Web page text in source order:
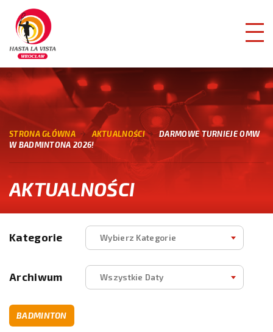
STRONA GŁÓWNA AKTUALNOŚCI
DARMOWE TURNIEJE OMW
W BADMINTONA 2026!
AKTUALNOŚCI
Kategorie Wybierz Kategorie
Archiwum Wszystkie Daty
BADMINTON